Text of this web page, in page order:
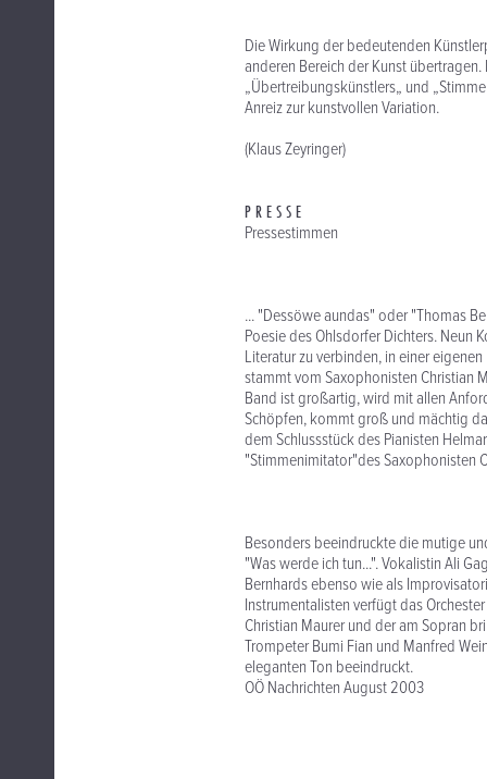
Die Wirkung der bedeutenden
anderen Bereich der Kunst
„Übertreibungskünstlers„ und
Anreiz zur kunstvollen Variation.
(Klaus Zeyringer)
P R E S S E
Pressestimmen
... "Dessöwe aundas" oder "Thomas
Poesie des Ohlsdorfer Dichters. Neun
Literatur zu verbinden, in einer
stammt vom Saxophonisten Christian
Band ist großartig, wird mit allen
Schöpfen, kommt groß und mächtig
dem Schlussstück des Pianisten
"Stimmenimitator"des Saxophonisten
Besonders beeindruckte die mutige
"Was werde ich tun...". Vokalistin Ali
Bernhards ebenso wie als
Instrumentalisten verfügt das
Christian Maurer und der am Sopran
Trompeter Bumi Fian und Manfred
eleganten Ton beeindruckt.
OÖ Nachrichten August 2003